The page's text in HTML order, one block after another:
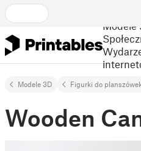
Modele
Modele 3D Figurki do
Wooden